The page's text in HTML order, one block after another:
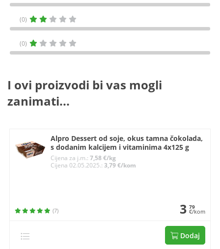
(0)
(0)
I ovi proizvodi bi vas mogli
zanimati...
Alpro Dessert od soje, okus tamna čokolada,
s dodanim kalcijem i vitaminima 4x125 g
Cijena za j.m.:7,58 €/kg
Cijena 02.05.2025.:3,79 €/kom
(7) 3 79
€/kom
Dodaj